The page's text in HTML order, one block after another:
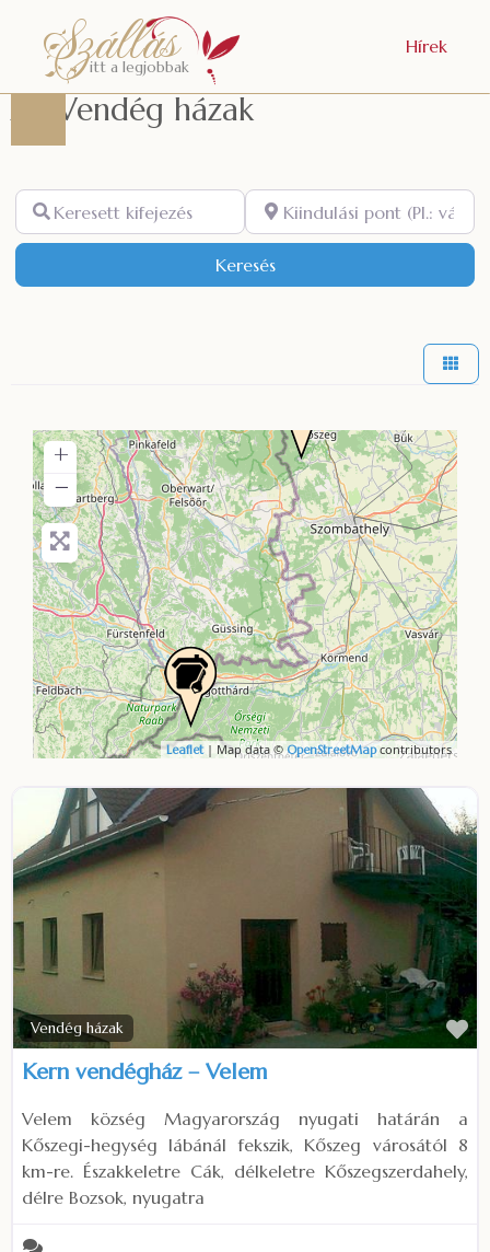
Szállás
itt a legjobbak
Hírek
All Vendég házak
Keresett
kifejezés
Kiindulási pont (Pl.: város)
KeresésKeresés
+
−
Leaflet| Map data © OpenStreetMapcontributors
Vendég házak
Kern vendégház – Velem
Velem község Magyarország nyugati határán a
Kőszegi-hegység lábánál fekszik, Kőszeg városától 8
km-re. Északkeletre Cák, délkeletre Kőszegszerdahely,
délre Bozsok, nyugatra